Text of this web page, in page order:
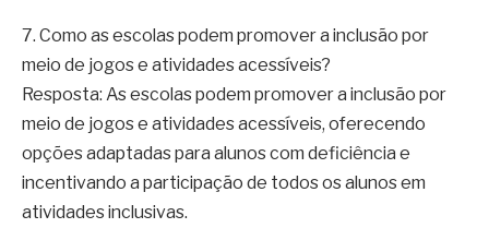
7. Como as escolas podem promover a inclusão por
meio de jogos e atividades acessíveis?
Resposta: As escolas podem promover a inclusão por
meio de jogos e atividades acessíveis, oferecendo
opções adaptadas para alunos com deficiência e
incentivando a participação de todos os alunos em
atividades inclusivas.